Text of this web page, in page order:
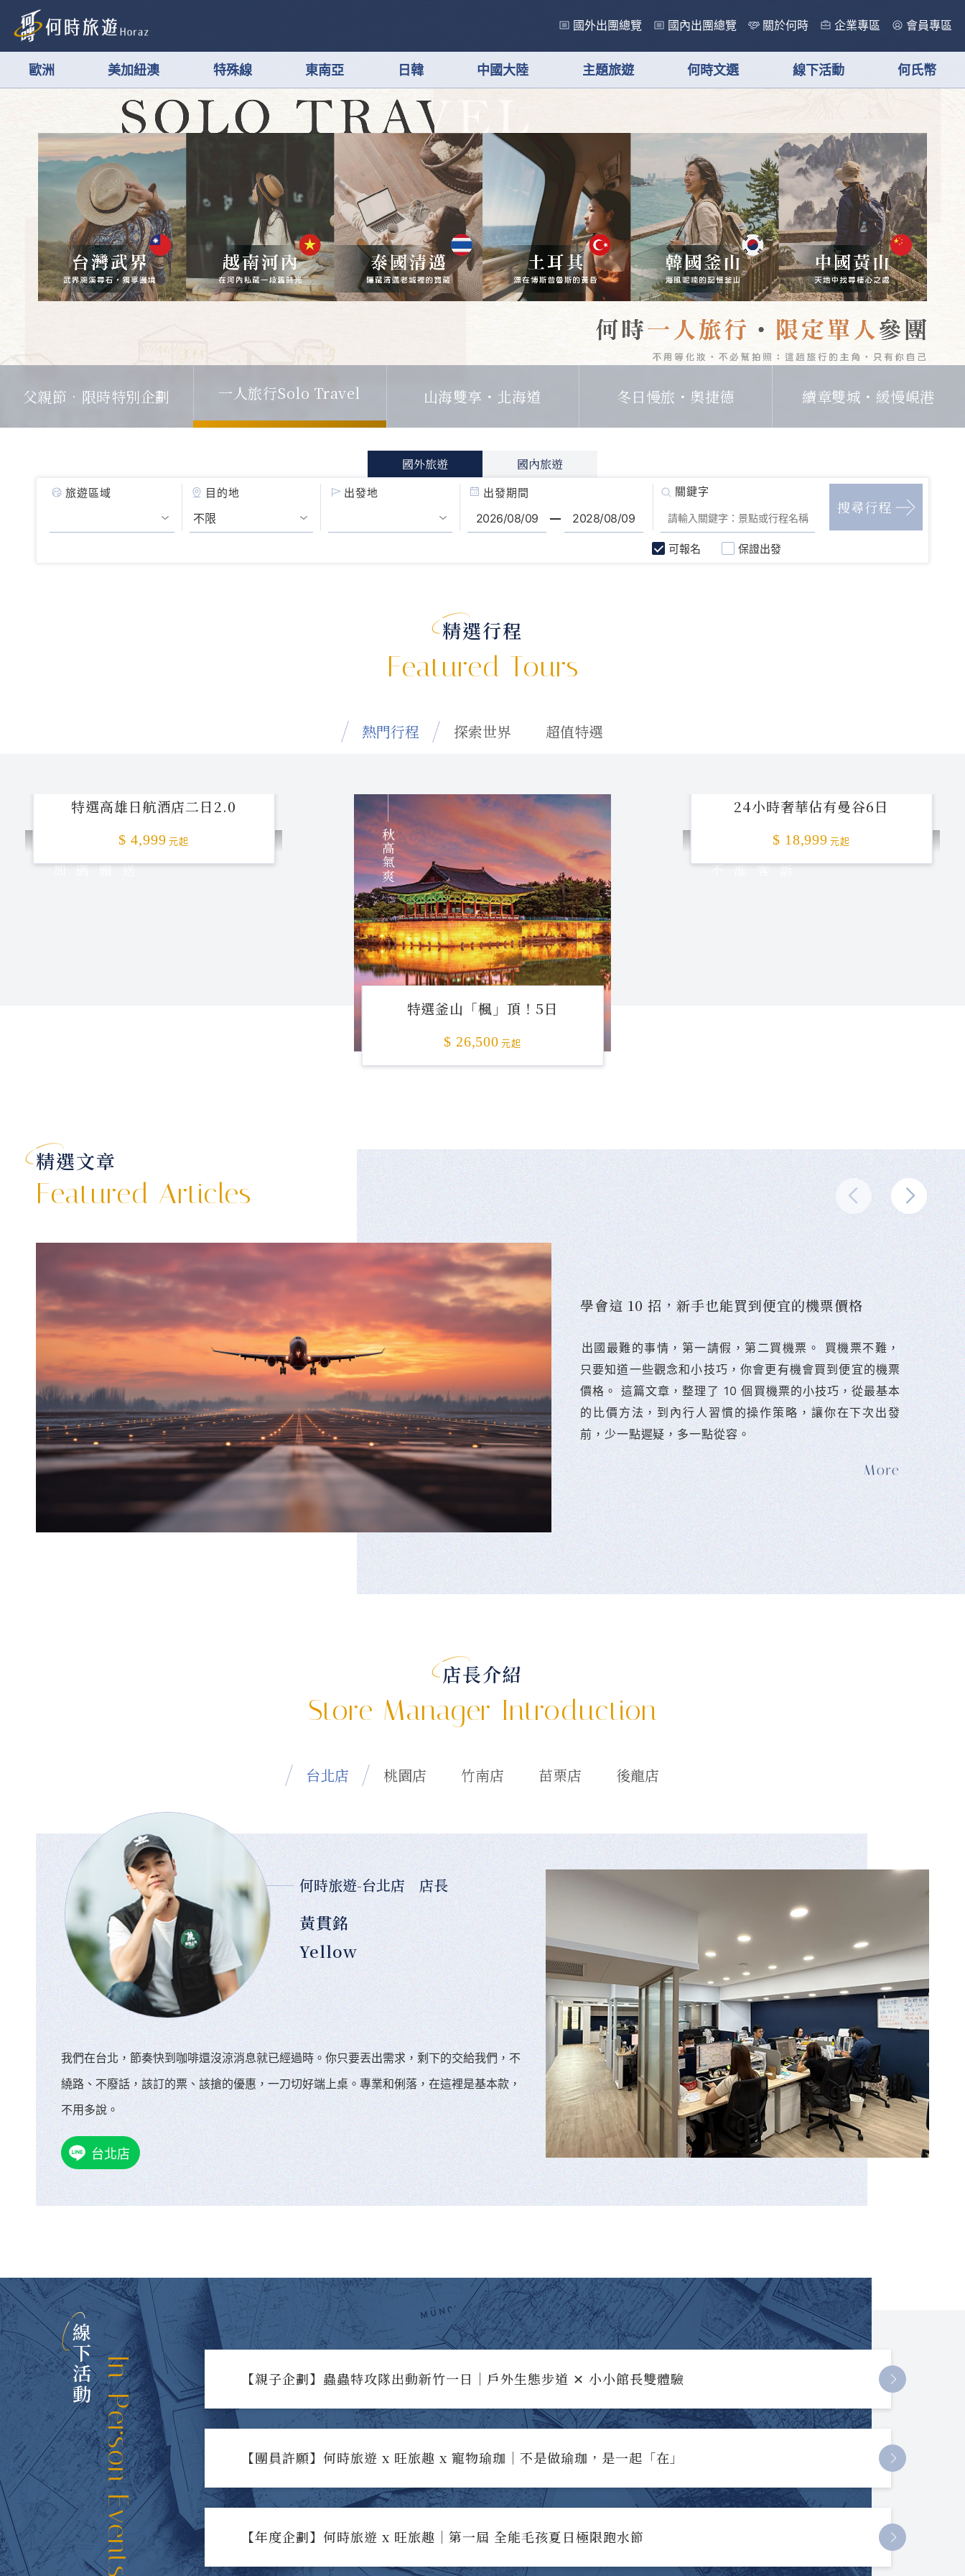
國外出團總覽 國內出團總覽 關於何時 企業專區 會員專區
歐洲 美加紐澳 特殊線 東南亞 日韓 中國大陸 主題旅遊 何時文選 線下活動 何氏幣
父親節．限時特別企劃 一人旅行Solo Travel 山海雙享・北海道 冬日慢旅・奧捷德 續章雙城・緩慢峴港
國外旅遊 國內旅遊
旅遊區域 目的地 出發地 出發期間
可報名 保證出發
精選行程
Featured Tours
熱門行程 探索世界 超值特選
加碼贈送
特選高雄日航酒店二日2.0
$ 4,999 元起 秋高氣爽
特選釜山「楓」頂！5日
$ 26,500 元起
不准客訴
24小時奢華佔有曼谷6日
$ 18,999 元起
精選文章
Featured Articles
學會這 10 招，新手也能買到便宜的機票價格
󠀠出國最難的事情，第一請假，第二買機票。 󠀠買機票不難，
只要知道一些觀念和小技巧，你會更有機會買到便宜的機票
價格。 這篇文章，整理了 10 個買機票的小技巧，從最基本
的比價方法，到內行人習慣的操作策略，讓你在下次出發
前，少一點遲疑，多一點從容。
店長介紹
Store Manager Introduction
台北店 桃園店 竹南店 苗栗店 後龍店
何時旅遊-台北店 店長
黃貫銘
Yellow
我們在台北，節奏快到咖啡還沒涼消息就已經過時。你只要丟出需求，剩下的交給我們，不
繞路、不廢話，該訂的票、該搶的優惠，一刀切好端上桌。專業和俐落，在這裡是基本款，
不用多說。
台北店
線下活動In-Person Events 【親子企劃】蟲蟲特攻隊出動新竹一日｜戶外生態步道 ✕ 小小館長雙體驗
【團員許願】何時旅遊 x 旺旅趣 x 寵物瑜珈｜不是做瑜珈，是一起「在」
【年度企劃】何時旅遊 x 旺旅趣｜第一屆 全能毛孩夏日極限跑水節